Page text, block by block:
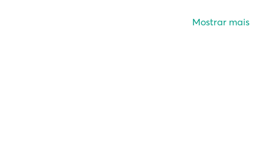
Mostrar mais